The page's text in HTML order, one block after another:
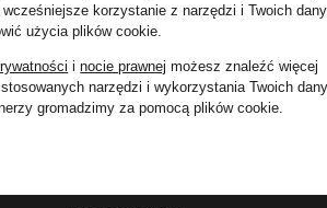
T-shirty
wcześniejsze korzystanie z narzędzi i Twoich
użycia plików cookie.
inocie prawnej możesz znaleźć więcej
narzędzi i wykorzystania Twoich
gromadzimy za pomocą plików cookie.